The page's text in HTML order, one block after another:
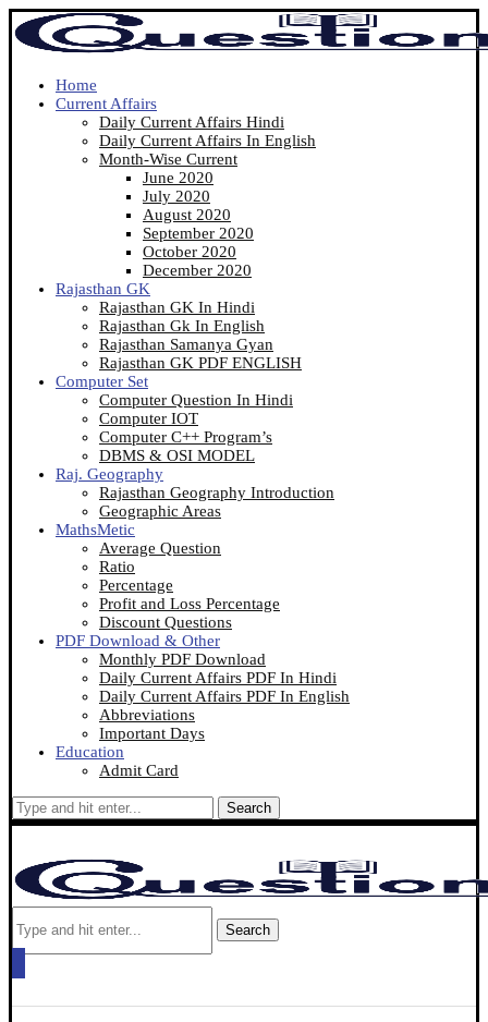
Home
Current Affairs
Daily Current Affairs Hindi
Daily Current Affairs In English
Month-Wise Current
June 2020
July 2020
August 2020
September 2020
October 2020
December 2020
Rajasthan GK
Rajasthan GK In Hindi
Rajasthan Gk In English
Rajasthan Samanya Gyan
Rajasthan GK PDF ENGLISH
Computer Set
Computer Question In Hindi
Computer IOT
Computer C++ Program’s
DBMS & OSI MODEL
Raj. Geography
Rajasthan Geography Introduction
Geographic Areas
MathsMetic
Average Question
Ratio
Percentage
Profit and Loss Percentage
Discount Questions
PDF Download & Other
Monthly PDF Download
Daily Current Affairs PDF In Hindi
Daily Current Affairs PDF In English
Abbreviations
Important Days
Education
Admit Card
Search
Search